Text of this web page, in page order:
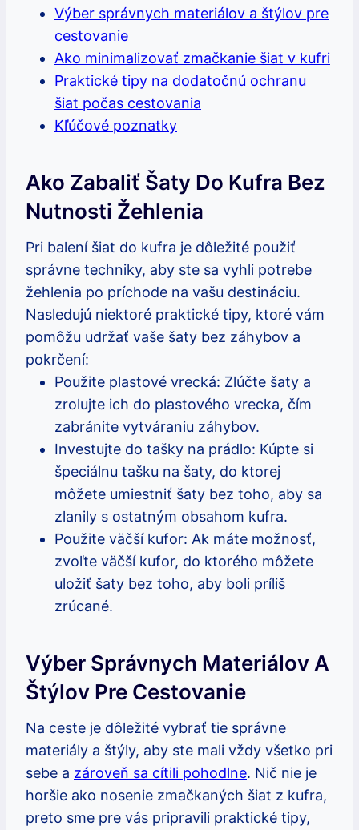
Výber‌ správnych materiálov a⁢ štýlov pre
cestovanie
Ako ⁤minimalizovať zmačkanie šiat v kufri
Praktické tipy na dodatočnú ochranu
šiat počas cestovania
Kľúčové poznatky
Ako Zabaliť Šaty Do Kufra⁤ Bez
Nutnosti Žehlenia
Pri balení šiat do kufra je dôležité použiť
⁣správne techniky, aby ste sa vyhli potrebe⁤
žehlenia po príchode na vašu ​destináciu.
Nasledujú​ niektoré praktické​ tipy, ktoré⁣ vám
pomôžu ‍udržať vaše ​šaty bez záhybov a⁢
pokrčení:
Použite plastové vrecká: Zlúčte šaty a⁢
zrolujte ich do plastového vrecka, čím
zabránite vytváraniu záhybov.
Investujte do tašky na prádlo: Kúpte si
špeciálnu tašku na šaty, ‌do ktorej
‌môžete umiestniť šaty bez toho, aby⁣ sa
zlanily s ostatným obsahom ⁤kufra.
Použite väčší‌ kufor: Ak ⁣máte ⁣možnosť,
zvoľte väčší kufor, do ktorého môžete‌
uložiť šaty bez toho, aby boli príliš
‌zrúcané.
Výber‌ Správnych Materiálov A⁢
Štýlov Pre Cestovanie
Na ceste je ⁣dôležité vybrať tie správne
materiály a štýly, aby⁢ ste mali ‍vždy všetko pri‌
sebe a ‍ zároveň sa cítili pohodlne. ⁢Nič nie je
horšie⁣ ako nosenie zmačkaných⁢ šiat ‍z ‌kufra,
preto sme pre vás pripravili⁣ praktické‍ tipy,